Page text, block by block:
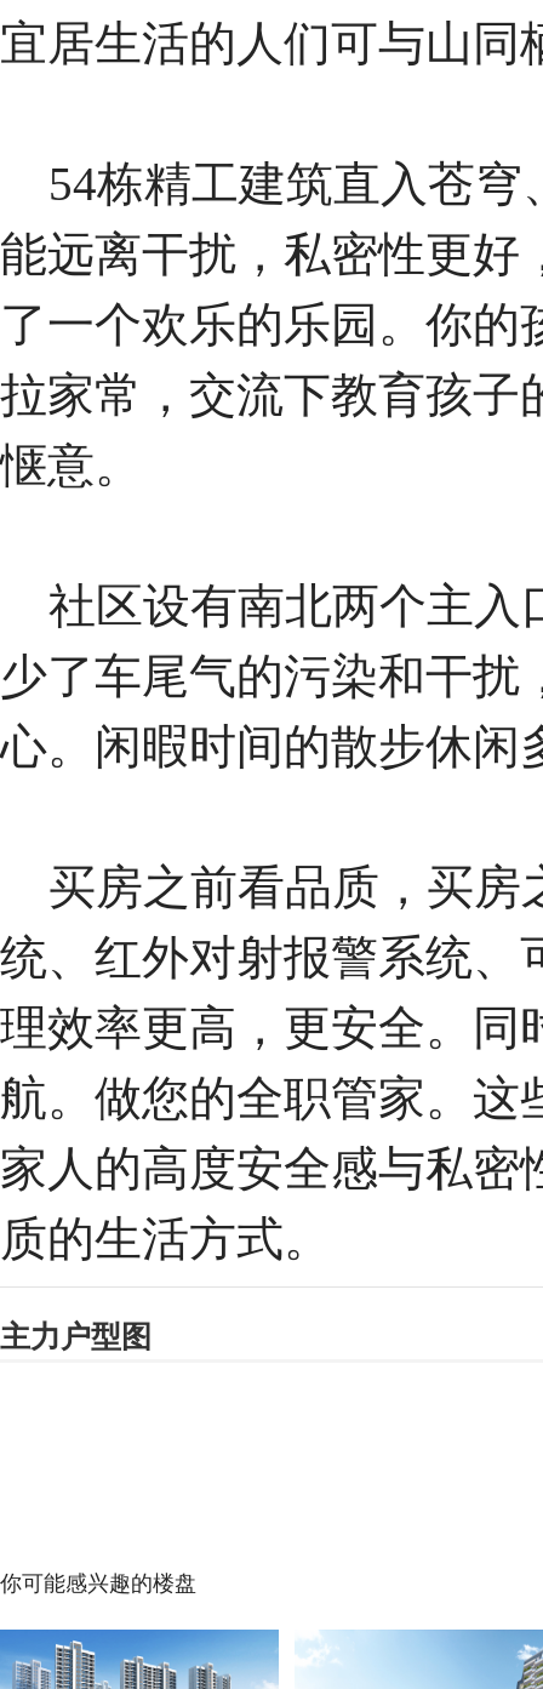
宜居生活的人们可与山
54栋精工建筑直入苍穹
能远离干扰，私密性更好
了一个欢乐的乐园。你
拉家常，交流下教育孩子
惬意。
社区设有南北两个主入
少了车尾气的污染和干
心。闲暇时间的散步休闲
买房之前看品质，买房
统、红外对射报警系统、
理效率更高，更安全。同
航。做您的全职管家。这
家人的高度安全感与私
质的生活方式。
主力户型图
你可能感兴趣的楼盘